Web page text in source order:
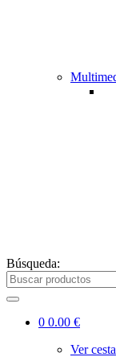
Búsqueda:
0 0.00 €
Ver cesta